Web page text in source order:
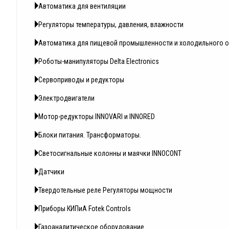
Автоматика для вентиляции
Регуляторы температуры, давления, влажности
Автоматика для пищевой промышленности и холодильного
Роботы-манипуляторы Delta Electronics
Сервоприводы и редукторы
Электродвигатели
Мотор-редукторы INNOVARI и INNORED
Блоки питания. Трансформаторы.
Светосигнальные колонны и маячки INNOCONT
Датчики
Твердотельные реле Регуляторы мощности
Приборы КИПиА Fotek Controls
Газоаналитическое оборудование